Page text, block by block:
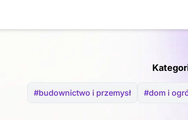
#budownictwo i przemysł #dom i